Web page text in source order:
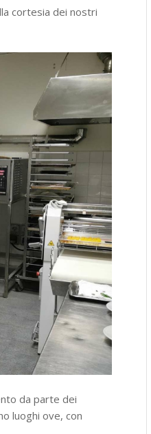
cortesia dei nostri
da parte dei
luoghi ove, con